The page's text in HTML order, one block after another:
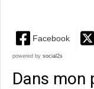
Facebook
powered by social2s
Dans mon